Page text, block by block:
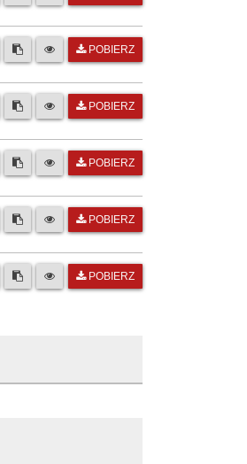
POBIERZ
POBIERZ
POBIERZ
POBIERZ
POBIERZ